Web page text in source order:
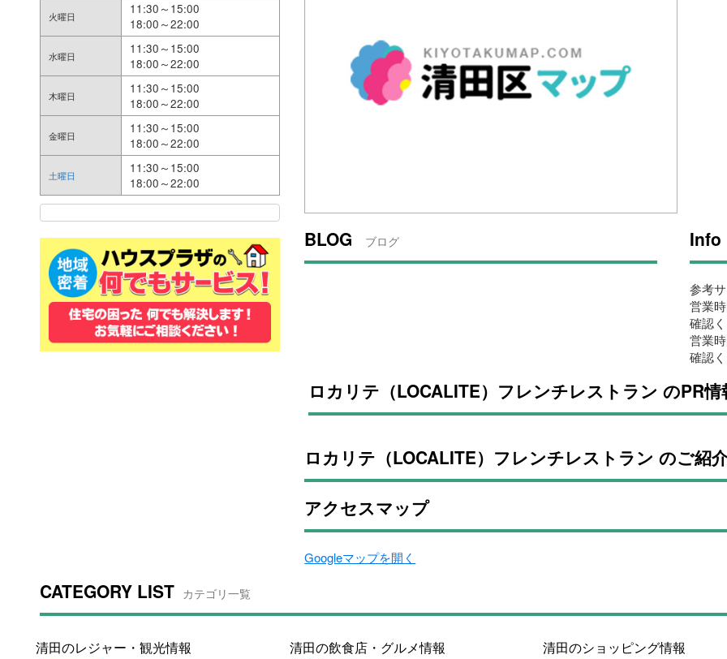
火曜日
11:30～15:00
18:00～22:00
水曜日
11:30～15:00
18:00～22:00
木曜日
11:30～15:00
18:00～22:00
金曜日
11:30～15:00
18:00～22:00
土曜日
11:30～15:00
18:00～22:00
BLOG ブログ Info
参考
営業
確認
営業
確認
ロカリテ（LOCALITE）フレンチレストラン のPR情
ロカリテ（LOCALITE）フレンチレストラン のご紹
アクセスマップ
Googleマップを開く
CATEGORY LIST カテゴリ一覧
清田のレジャー・観光情報 清田の飲食店・グルメ情報 清田のショッピング情報